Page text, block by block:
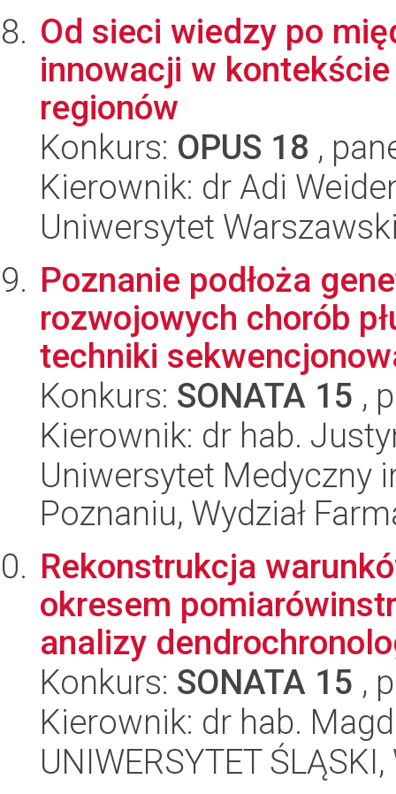
Od sieci wiedzy po
innowacji w
regionów
Konkurs: OPUS 18 ,
Kierownik: dr Adi
Uniwersytet
Poznanie podłoża
rozwojowych chorób
techniki
Konkurs: SONATA 15 ,
Kierownik: dr hab.
Uniwersytet Medyczny
Poznaniu, Wydział
Rekonstrukcja
okresem
analizy
Konkurs: SONATA 15 ,
Kierownik: dr hab.
UNIWERSYTET